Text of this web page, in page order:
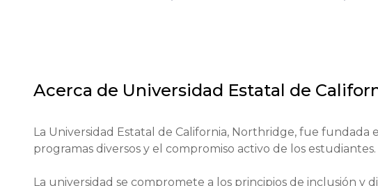
Acerca de Universidad Estatal de
La Universidad Estatal de California, Northridge, fue fundada
programas diversos y el compromiso activo de los estudiantes.
La universidad se compromete a los principios de inclusión y